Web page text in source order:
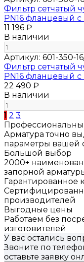
Фильтр сетчатый
PN16 фланцевый с
11 196 ₽
В наличии
Артикул: 601-350-
Фильтр сетчатый
PN16 фланцевый с
22 490 ₽
В наличии
1 2 3
Арматура точно
параметры вашей
Большой выбор
2000+
запорной
Гарантированное
производителей
Выгодные цены
Работаем без
изготовителей
У вас остались
Звоните по
оставьте заявку